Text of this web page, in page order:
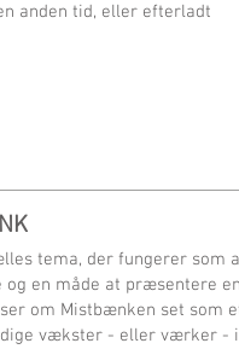
anden tid, eller efterladt
tema, der fungerer
en måde at præsentere
om Mistbænken set som
vækster - eller værker -